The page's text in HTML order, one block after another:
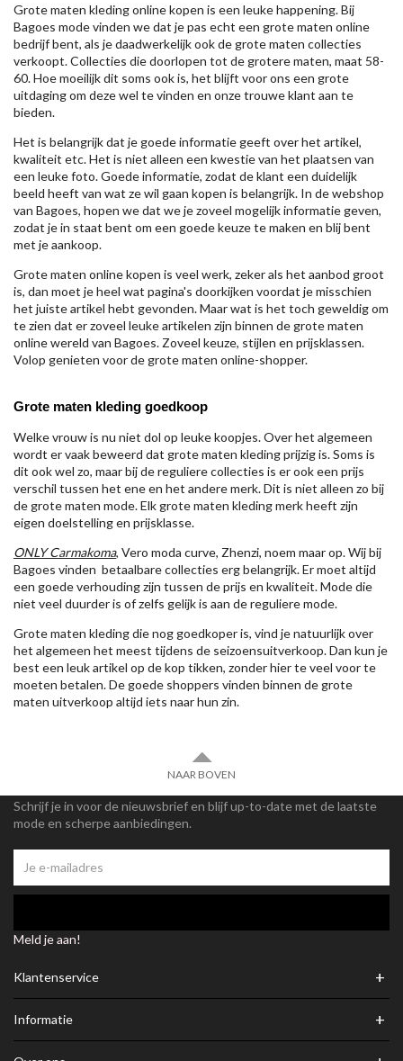
Grote maten kleding online kopen is een leuke happening. Bij
Bagoes mode vinden we dat je pas echt een grote maten online
bedrijf bent, als je daadwerkelijk ook de grote maten collecties
verkoopt. Collecties die doorlopen tot de grotere maten, maat 58-
60. Hoe moeilijk dit soms ook is, het blijft voor ons een grote
uitdaging om deze wel te vinden en onze trouwe klant aan te
bieden.
Het is belangrijk dat je goede informatie geeft over het artikel,
kwaliteit etc. Het is niet alleen een kwestie van het plaatsen van
een leuke foto. Goede informatie, zodat de klant een duidelijk
beeld heeft van wat ze wil gaan kopen is belangrijk. In de webshop
van Bagoes, hopen we dat we je zoveel mogelijk informatie geven,
zodat je in staat bent om een goede keuze te maken en blij bent
met je aankoop.
Grote maten online kopen is veel werk, zeker als het aanbod groot
is, dan moet je heel wat pagina's doorkijken voordat je misschien
het juiste artikel hebt gevonden. Maar wat is het toch geweldig om
te zien dat er zoveel leuke artikelen zijn binnen de grote maten
online wereld van Bagoes. Zoveel keuze, stijlen en prijsklassen.
Volop genieten voor de grote maten online-shopper.
Grote maten kleding goedkoop
Welke vrouw is nu niet dol op leuke koopjes. Over het algemeen
wordt er vaak beweerd dat grote maten kleding prijzig is. Soms is
dit ook wel zo, maar bij de reguliere collecties is er ook een prijs
verschil tussen het ene en het andere merk. Dit is niet alleen zo bij
de grote maten mode. Elk grote maten kleding merk heeft zijn
eigen doelstelling en prijsklasse.
ONLY Carmakoma, Vero moda curve, Zhenzi, noem maar op. Wij bij
Bagoes vinden betaalbare collecties erg belangrijk. Er moet altijd
een goede verhouding zijn tussen de prijs en kwaliteit. Mode die
niet veel duurder is of zelfs gelijk is aan de reguliere mode.
Grote maten kleding die nog goedkoper is, vind je natuurlijk over
het algemeen het meest tijdens de seizoensuitverkoop. Dan kun je
best een leuk artikel op de kop tikken, zonder hier te veel voor te
moeten betalen. De goede shoppers vinden binnen de grote
maten uitverkoop altijd iets naar hun zin.
NAAR BOVEN
Schrijf je in voor de nieuwsbrief en blijf up-to-date met de laatste
mode en scherpe aanbiedingen.
Meld je aan!
Klantenservice +
Informatie +